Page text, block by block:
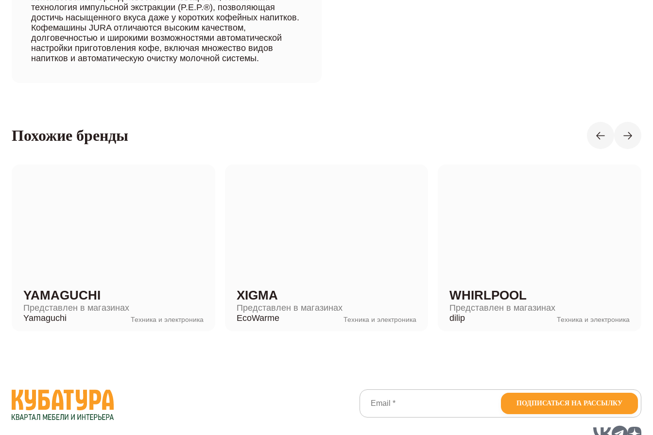
технология импульсной экстракции (P.E.P.®), позволяющая
достичь насыщенного вкуса даже у коротких кофейных напитков.
Кофемашины JURA отличаются высоким качеством,
долговечностью и широкими возможностями автоматической
настройки приготовления кофе, включая множество видов
напитков и автоматическую очистку молочной системы.
Похожие бренды
YAMAGUCHI
Представлен в магазинах
Yamaguchi
Техника и электроника
XIGMA
Представлен в магазинах
EcoWarme
Техника и электроника
WHIRLPOOL
Представлен в магазинах
dilip
Техника и электроника
ПОДПИСАТЬСЯ НА РАССЫЛКУ